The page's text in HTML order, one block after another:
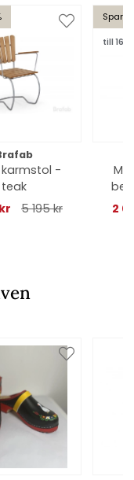
-
teak
5 195 kr
Spara
till 16/8
2